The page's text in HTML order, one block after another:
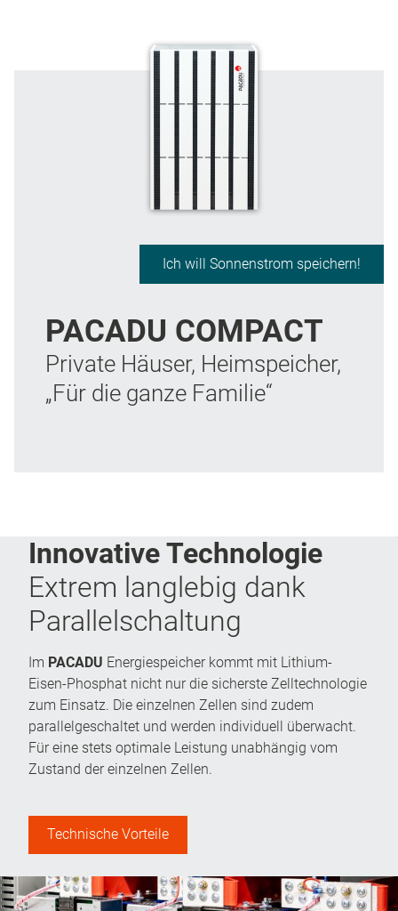
Ich will Sonnenstrom speichern!
PACADU COMPACT
Private Häuser, Heimspeicher,
„Für die ganze Familie“
Innovative Technologie
Extrem langlebig dank
Parallelschaltung
Im PACADU Energiespeicher kommt mit Lithium-
Eisen-Phosphat nicht nur die sicherste Zelltechnologie
zum Einsatz. Die einzelnen Zellen sind zudem
parallelgeschaltet und werden individuell überwacht.
Für eine stets optimale Leistung unabhängig vom
Zustand der einzelnen Zellen.
Technische Vorteile